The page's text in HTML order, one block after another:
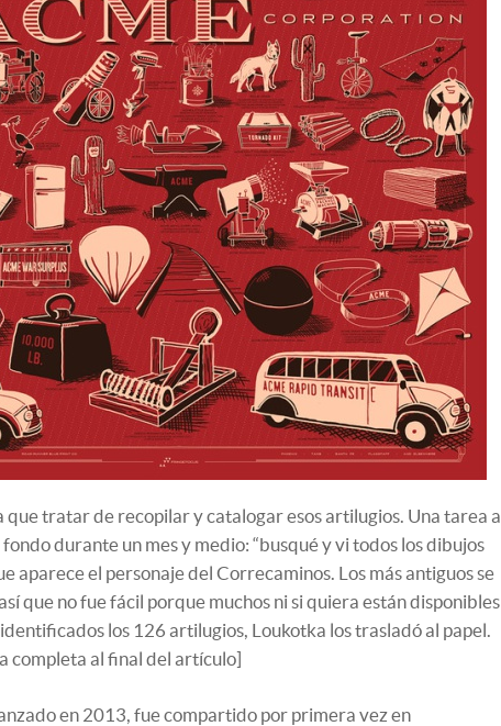
que tratar de recopilar y catalogar esos artilugios. Una tarea a
fondo durante un mes y medio: “busqué y vi todos los dibujos
aparece el personaje del Correcaminos. Los más antiguos se
que no fue fácil porque muchos ni si quiera están disponibles
los 126 artilugios, Loukotka los trasladó al papel.
completa al final del artículo]
en 2013, fue compartido por primera vez en